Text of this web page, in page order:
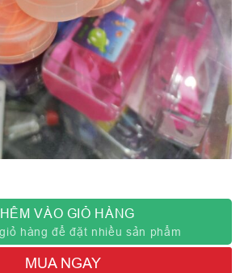
VÀO GIỎ HÀNG
hàng để đặt nhiều sản phẩm
MUA NGAY